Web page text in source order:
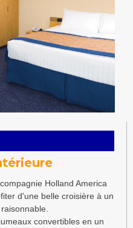
Holland America
d'une belle croisière à un
convertibles en un